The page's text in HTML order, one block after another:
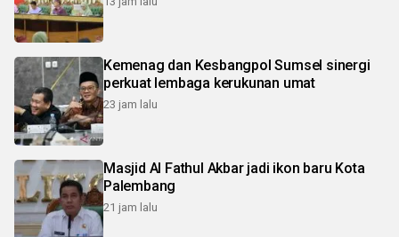
Kemenag dan Kesbangpol Sumsel sinergi
perkuat lembaga kerukunan umat
23 jam lalu
Masjid Al Fathul Akbar jadi ikon baru Kota
Palembang
21 jam lalu